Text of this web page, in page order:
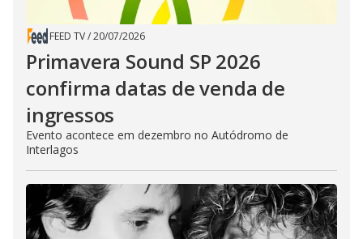
FEED TV/20/07/2026
Primavera Sound SP 2026
confirma datas de venda de
ingressos
Evento acontece em dezembro no Autódromo de
Interlagos